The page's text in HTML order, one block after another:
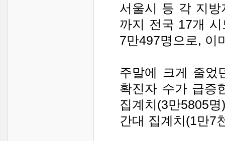
서울시 등 각 지
까지 전국 17개
7만497명으로, 이
주말에 크게 줄었
확진자 수가 급증
집계치(3만5805
간대 집계치(1만7